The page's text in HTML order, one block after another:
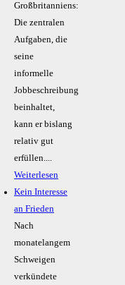
Großbritanniens:
Die zentralen
Aufgaben, die
seine
informelle
Jobbeschreibung
beinhaltet,
kann er bislang
relativ gut
erfüllen....
Weiterlesen
Kein Inte­resse
an Frieden
Nach
monatelangem
Schweigen
verkündete